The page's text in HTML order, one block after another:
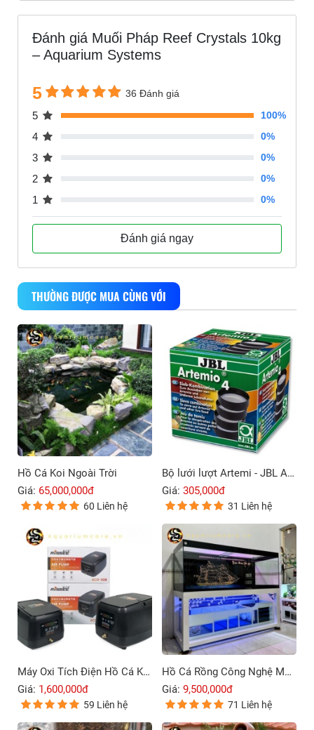
Đánh giá Muối Pháp Reef Crystals 10kg
– Aquarium Systems
5 36 Đánh giá
5 100%
4 0%
3 0%
2 0%
1 0%
Đánh giá ngay
THƯỜNG ĐƯỢC MUA CÙNG VỚI
Hồ Cá Koi Ngoài Trời
Giá: 65,000,000đ
60 Liên hệ
Bộ lưới lượt Artemi - JBL Artemio 4
Giá: 305,000đ
31 Liên hệ
Máy Oxi Tích Điện Hồ Cá Koi Rissee ACD-30B – 80B
Giá: 1,600,000đ
59 Liên hệ
Hồ Cá Rồng Công Nghệ Mới 4 Lớp Đáy
Giá: 9,500,000đ
71 Liên hệ